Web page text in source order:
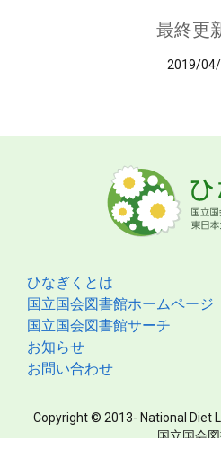
最終更
2019/
ひなぎくとは
国立国会図書館ホームページ
国立国会図書館サーチ
お知らせ
お問い合わせ
Copyright © 2013- National Diet